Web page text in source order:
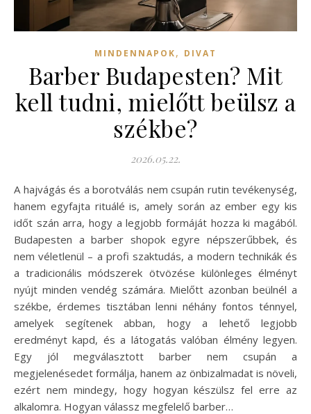
MINDENNAPOK, DIVAT
Barber Budapesten? Mit
kell tudni, mielőtt beülsz a
székbe?
2026.05.22.
A hajvágás és a borotválás nem csupán rutin tevékenység,
hanem egyfajta rituálé is, amely során az ember egy kis
időt szán arra, hogy a legjobb formáját hozza ki magából.
Budapesten a barber shopok egyre népszerűbbek, és
nem véletlenül – a profi szaktudás, a modern technikák és
a tradicionális módszerek ötvözése különleges élményt
nyújt minden vendég számára. Mielőtt azonban beülnél a
székbe, érdemes tisztában lenni néhány fontos ténnyel,
amelyek segítenek abban, hogy a lehető legjobb
eredményt kapd, és a látogatás valóban élmény legyen.
Egy jól megválasztott barber nem csupán a
megjelenésedet formálja, hanem az önbizalmadat is növeli,
ezért nem mindegy, hogy hogyan készülsz fel erre az
alkalomra. Hogyan válassz megfelelő barber…